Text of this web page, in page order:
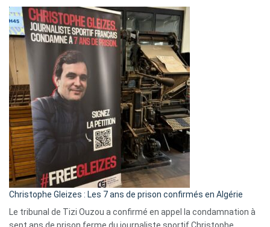
Eurovision
2026
:
Pays-
Bas,
Espagne,
Irlande
et
Slovénie
rejettent
la
présence
d’Israël
Christophe Gleizes : Les 7 ans de prison confirmés en Algérie
Le tribunal de Tizi Ouzou a confirmé en appel la condamnation à